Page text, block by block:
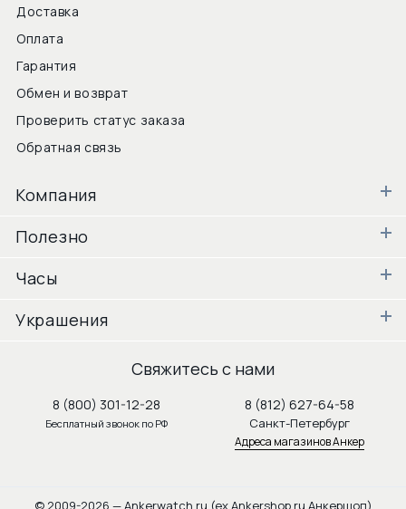
Доставка
Оплата
Гарантия
Обмен и возврат
Проверить статус заказа
Обратная связь
Компания
Полезно
Часы
Украшения
Свяжитесь с нами
8 (800) 301-12-28
Бесплатный звонок по РФ
8 (812) 627-64-58
Санкт-Петербург
Адреса магазинов Анкер
© 2009-2026 — Ankerwatch.ru (ex Ankershop.ru Анкершоп)